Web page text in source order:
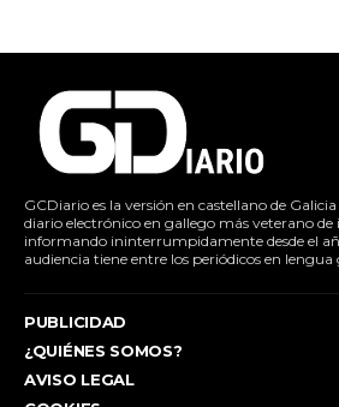
GCDiario es la versión en castellano de
diario electrónico en gallego más veterano de
informando ininterrumpidamente desde el
audiencia tiene entre los periódicos en lengua
PUBLICIDAD
¿QUIÉNES SOMOS?
AVISO LEGAL